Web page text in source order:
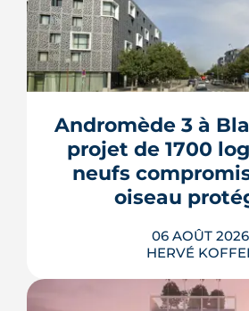
Andromède 3 à
projet de 1700
neufs
oiseau
06 AOÛT 2026
HERVÉ